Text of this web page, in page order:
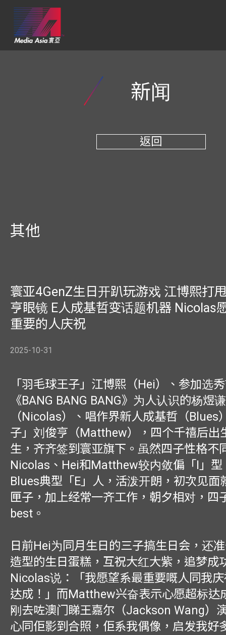
新闻
返回
其他
寰亚4GenZ生日开趴玩游戏 江博熙打
亨眼镜 E人成基哲变话题机器 Nicolas
重要的人庆祝
2025-10-31
「羽毛球王子」江博熙（Hei）、参加选
《BANG BANG BANG》为人认识的杨煜谦
（Nicolas）、唱作界新人成基哲（Blues
子」刘俊亨（Matthew），四个千禧后出
生，齐齐签到寰亚旗下。虽然四子性格不
Nicolas、Hei和Matthew较内敛偏「I」型
Blues典型「E」人，活泼开朗，初次见面
匣子，加上经常一齐工作，朝夕相对，四
best。
日前Hei为同月生日的三子搞生日会，还
造型的生日蛋糕，互祝大红大紫，追梦成
Nicolas说：「我愿望系最重要嘅人同我
达成！」而Matthew兴奋表示心愿超标达
刚去咗澳门睇王嘉尔（Jackson Wang）
心同佢影到合照，佢系我偶像，启发我好